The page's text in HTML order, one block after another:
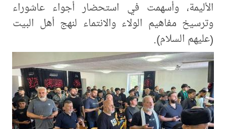
الأليمة، وأسهمت في استحضار أجواء عاشوراء
وترسيخ مفاهيم الولاء والانتماء لنهج أهل البيت
(عليهم السلام).